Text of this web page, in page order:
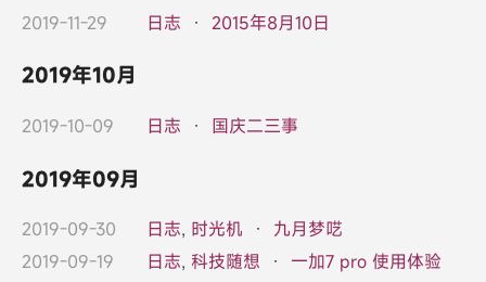
2019-11-29 日志 · 2015年8月10日
2019年10月
2019-10-09 日志 · 国庆二三事
2019年09月
2019-09-30 日志, 时光机 · 九月梦呓
2019-09-19
日志, 科技随想 · 一加7 pro 使用体验